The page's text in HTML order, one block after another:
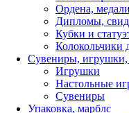
Ордена,
Дипломы,
Кубки и
Колокольчики
Сувениры,
Игрушки
Настольные
Сувениры
Упаковка, марблс